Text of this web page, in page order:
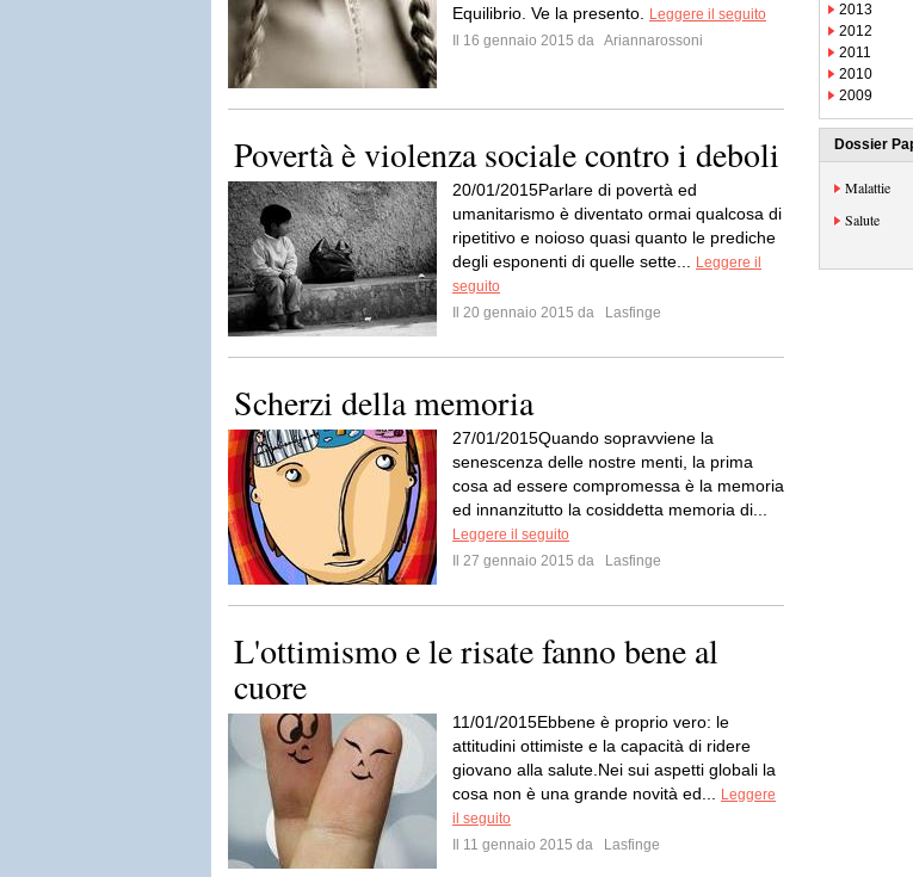
Equilibrio. Ve la presento.
Leggere il seguito
Il 16 gennaio 2015 da Ariannarossoni
Povertà è violenza sociale contro i deboli
20/01/2015Parlare di povertà ed
umanitarismo è diventato ormai qualcosa di
ripetitivo e noioso quasi quanto le prediche
degli esponenti di quelle sette...
Leggere il
seguito
Il 20 gennaio 2015 da
Lasfinge
Scherzi della memoria
27/01/2015Quando sopravviene la
senescenza delle nostre menti, la prima
cosa ad essere compromessa è la memoria
ed innanzitutto la cosiddetta memoria di...
Leggere il seguito
Il 27 gennaio 2015 da
Lasfinge
L'ottimismo e le risate fanno bene al
cuore
11/01/2015Ebbene è proprio vero: le
attitudini ottimiste e la capacità di ridere
giovano alla salute.Nei sui aspetti globali la
cosa non è una grande novità ed...
Leggere
il seguito
Il 11 gennaio 2015 da
Lasfinge
2013
2012
2011
2010
2009
Dossier
Malattie
Salute